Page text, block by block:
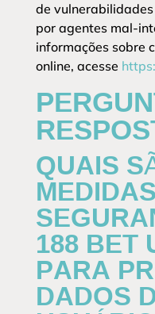
de
por agentes mal-
informações sobre
online, acesse
QUAIS
188 BET
PARA
DADOS